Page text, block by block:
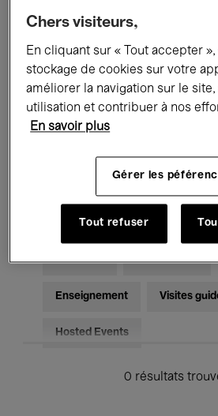
Tous les événements
Expositions Films
Rencontres & Débats
Musique classique Global
Musique électronique
Pour tous Kids’ Palace
Enseignement Visites
Hosted Events
0 résultats
Chers visiteurs,
En cliquant sur « Tout accepter
stockage de cookies sur votre
améliorer la navigation sur le site,
utilisation et contribuer à nos
En savoir plus
Gérer les
Tout refuser